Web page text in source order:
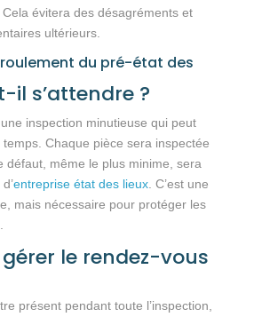
évitera des désagréments et
ultérieurs.
du pré-état des
il s’attendre ?
inspection minutieuse qui peut
Chaque pièce sera inspectée
défaut, même le plus minime, sera
entreprise état des lieux. C’est une
mais nécessaire pour protéger les
le rendez-vous
présent pendant toute l’inspection,